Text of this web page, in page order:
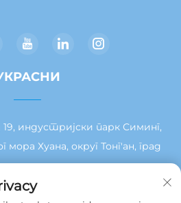
индустријски парк Симинг,
мора Хуана, округ Тонг'ан, град
+86 13215929911